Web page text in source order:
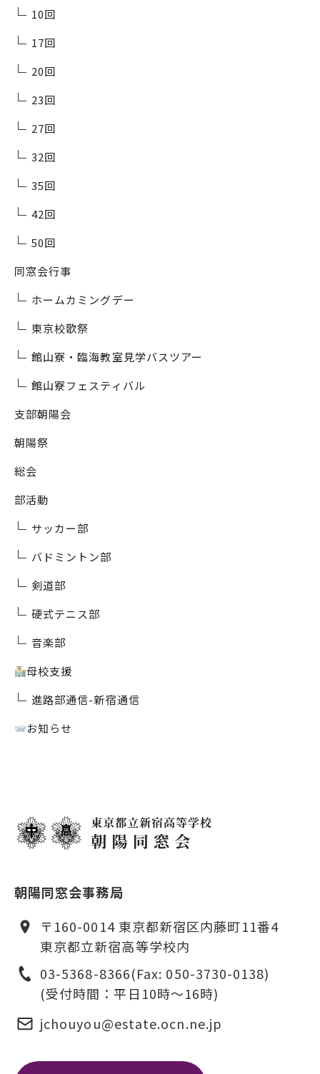
10回
17回
20回
23回
27回
32回
35回
42回
50回
同窓会行事
ホームカミングデー
東京校歌祭
館山寮・臨海教室見学バスツアー
館山寮フェスティバル
支部朝陽会
朝陽祭
総会
部活動
サッカー部
バドミントン部
剣道部
硬式テニス部
音楽部
母校支援
進路部通信-新宿通信
お知らせ
朝陽同窓会事務局
〒160-0014 東京都新宿区内藤町11番4
東京都立新宿高等学校内
03-5368-8366(Fax: 050-3730-0138)
(受付時間：平日10時〜16時)
jchouyou@estate.ocn.ne.jp